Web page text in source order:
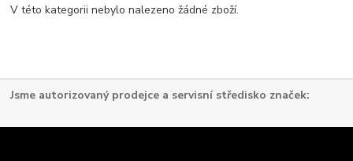
V této kategorii nebylo nalezeno žádné zboží.
Jsme autorizovaný prodejce a servisní středisko značek: